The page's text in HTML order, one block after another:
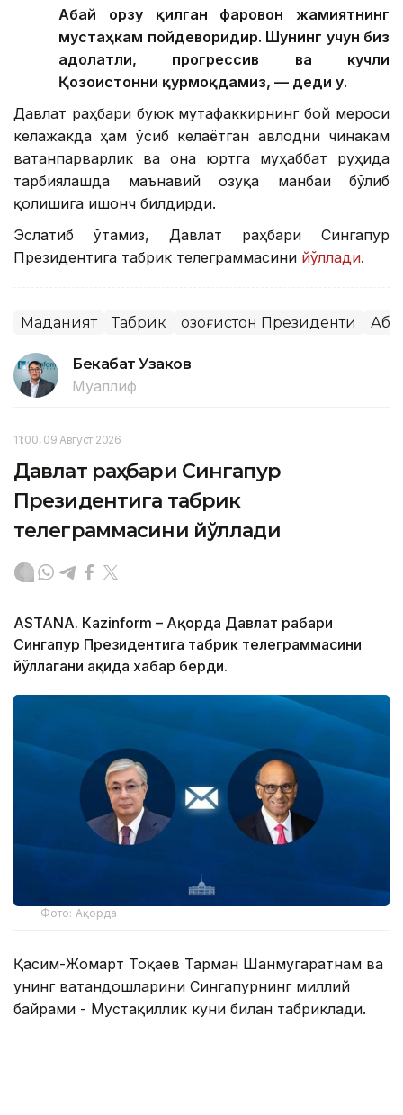
Абай орзу қилган фаровон жамиятнинг
мустаҳкам пойдеворидир. Шунинг учун биз
адолатли, прогрессив ва кучли
Қозоғистонни қурмоқдамиз, — деди у.
Давлат раҳбари буюк мутафаккирнинг бой мероси
келажакда ҳам ўсиб келаётган авлодни чинакам
ватанпарварлик ва она юртга муҳаббат руҳида
тарбиялашда маънавий озуқа манбаи бўлиб
қолишига ишонч билдирди.
Эслатиб ўтамиз, Давлат раҳбари Сингапур
Президентига табрик телеграммасини йўллади.
Маданият Табрик Қозоғистон Президенти
Бекабат Узаков
Муаллиф
11:00, 09 Август 2026
Давлат раҳбари Сингапур
Президентига табрик
телеграммасини йўллади
ASTANА. Кazinform – Ақорда Давлат раҳбари
Сингапур Президентига табрик телеграммасини
йўллагани ҳақида хабар берди.
Фото: Ақорда
Қасим-Жомарт Тоқаев Тарман Шанмугаратнам ва
унинг ватандошларини Сингапурнинг миллий
байрами - Мустақиллик куни билан табриклади.